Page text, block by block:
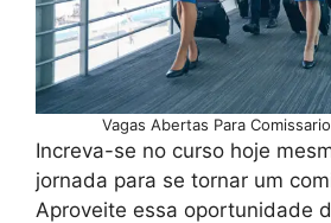
Vagas Abertas Para
Increva-se no curso hoje
jornada para se tornar um
Aproveite essa oportunidade